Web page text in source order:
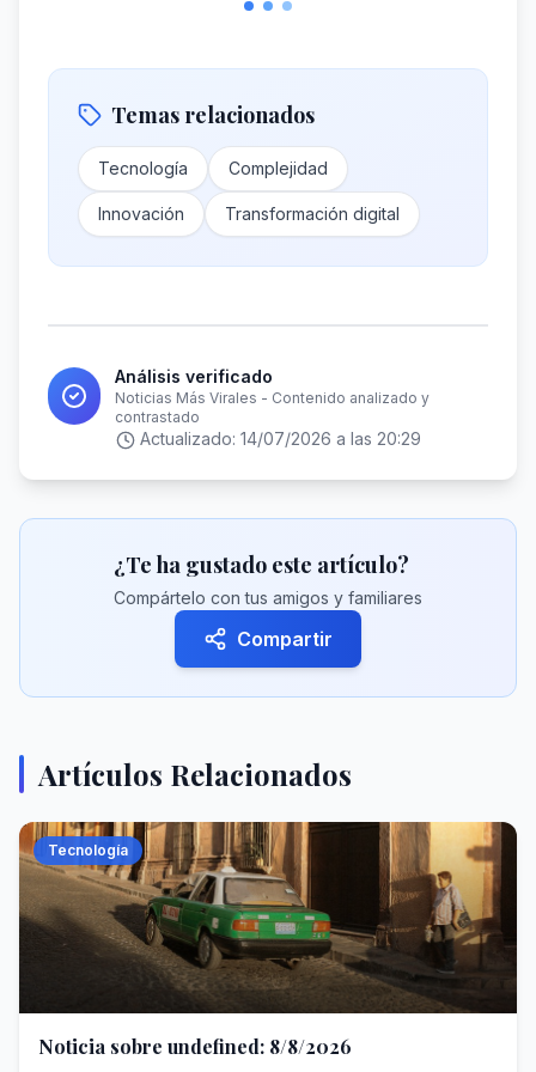
Temas relacionados
Tecnología Complejidad
Innovación Transformación digital
Análisis verificado
Noticias Más Virales - Contenido analizado y
contrastado
Actualizado: 14/07/2026 a las 20:29
¿Te ha gustado este artículo?
Compártelo con tus amigos y familiares
Compartir
Artículos Relacionados
Tecnología
Noticia sobre undefined: 8/8/2026